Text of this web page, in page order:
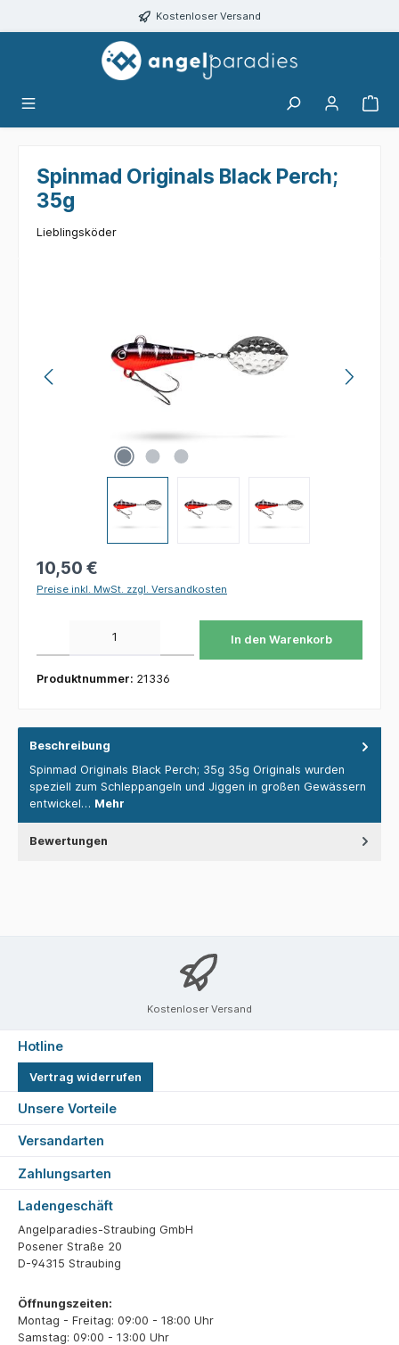
Kostenloser Versand
Spinmad Originals Black Perch;
35g
Lieblingsköder
10,50 €
Preise inkl. MwSt. zzgl. Versandkosten
In den Warenkorb
Produktnummer: 21336
Beschreibung
Spinmad Originals Black Perch; 35g 35g Originals wurden
speziell zum Schleppangeln und Jiggen in großen Gewässern
entwickel… Mehr
Bewertungen
Kostenloser Versand
Hotline
Vertrag widerrufen
Unsere Vorteile
Versandarten
Zahlungsarten
Ladengeschäft
Angelparadies-Straubing GmbH
Posener Straße 20
D-94315 Straubing
Öffnungszeiten:
Montag - Freitag: 09:00 - 18:00 Uhr
Samstag: 09:00 - 13:00 Uhr